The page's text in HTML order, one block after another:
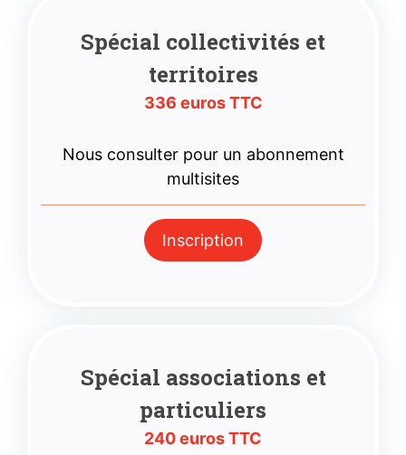
Spécial collectivités et
territoires
336 euros TTC
Nous consulter pour un abonnement
multisites
Inscription
Spécial associations et
particuliers
240 euros TTC